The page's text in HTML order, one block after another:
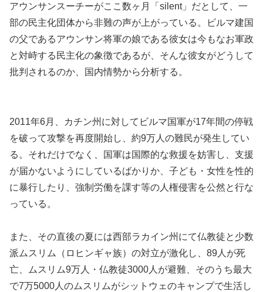
アウンサンスーチーがここ数ヶ月「silent」だとして、一
部の民主化団体から非難の声が上がっている。ビルマ建国
の父であるアウンサン将軍の娘である彼女は今もなお軍政
と対峙する民主化の象徴であるが、そんな彼女がどうして
批判されるのか、国内情勢から分析する。
2011年6月、カチン州に対してビルマ国軍が17年間の停戦
を破って攻撃を再度開始し、約9万人の難民が発生してい
る。それだけでなく、国軍は国際的な救援を妨害し、支援
が届かないようにしているばかりか、子ども・女性を性的
に暴行したり、強制労働を課す等の人権侵害を公然と行な
っている。
また、その直後の夏には西部ラカイン州にて仏教徒と少数
派ムスリム（ロヒンギャ族）の対立が激化し、89人が死
亡、ムスリム9万人・仏教徒3000人が避難、そのうち最大
で7万5000人のムスリムがシットウェのキャンプで生活し